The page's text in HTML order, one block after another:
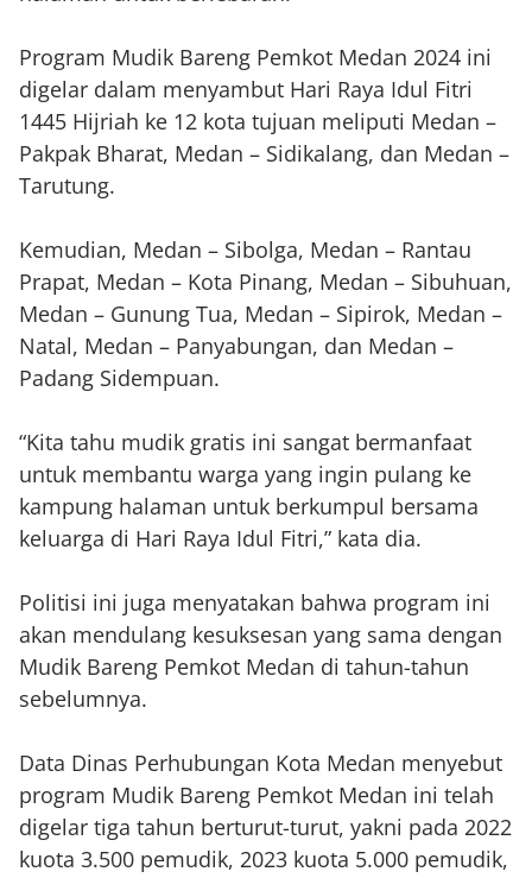
Program Mudik Bareng Pemkot Medan 2024 ini
digelar dalam menyambut Hari Raya Idul Fitri
1445 Hijriah ke 12 kota tujuan meliputi Medan –
Pakpak Bharat, Medan – Sidikalang, dan Medan –
Tarutung.
Kemudian, Medan – Sibolga, Medan – Rantau
Prapat, Medan – Kota Pinang, Medan – Sibuhuan,
Medan – Gunung Tua, Medan – Sipirok, Medan –
Natal, Medan – Panyabungan, dan Medan –
Padang Sidempuan.
“Kita tahu mudik gratis ini sangat bermanfaat
untuk membantu warga yang ingin pulang ke
kampung halaman untuk berkumpul bersama
keluarga di Hari Raya Idul Fitri,” kata dia.
Politisi ini juga menyatakan bahwa program ini
akan mendulang kesuksesan yang sama dengan
Mudik Bareng Pemkot Medan di tahun-tahun
sebelumnya.
Data Dinas Perhubungan Kota Medan menyebut
program Mudik Bareng Pemkot Medan ini telah
digelar tiga tahun berturut-turut, yakni pada 2022
kuota 3.500 pemudik, 2023 kuota 5.000 pemudik,